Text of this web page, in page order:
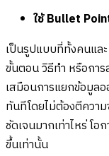
ใช้ Bullet
เป็นรูปแบบที่ทั้งคนแล
ขั้นตอน วิธีทำ หรือกา
เสมือนการแยกข้อมูล
ทันทีโดยไม่ต้องตีควา
ชัดเจนมากเท่าไหร่ โ
ขึ้นเท่านั้น